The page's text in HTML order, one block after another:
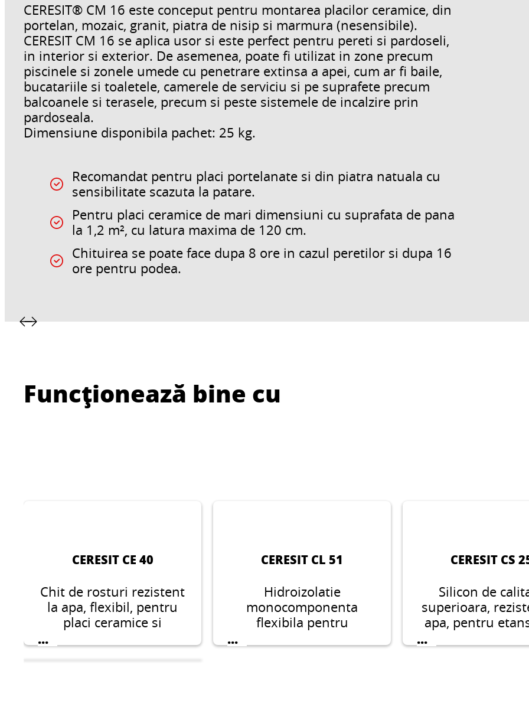
CERESIT® CM 16 este conceput pentru montarea placilor ceramice, din
portelan, mozaic, granit, piatra de nisip si marmura (nesensibile).
CERESIT CM 16 se aplica usor si este perfect pentru pereti si pardoseli,
in interior si exterior. De asemenea, poate fi utilizat in zone precum
piscinele si zonele umede cu penetrare extinsa a apei, cum ar fi baile,
bucatariile si toaletele, camerele de serviciu si pe suprafete precum
balcoanele si terasele, precum si peste sistemele de incalzire prin
pardoseala.
Dimensiune disponibila pachet: 25 kg.
Recomandat pentru placi portelanate si din piatra natuala cu
sensibilitate scazuta la patare.
Pentru placi ceramice de mari dimensiuni cu suprafata de pana
la 1,2 m², cu latura maxima de 120 cm.
Chituirea se poate face dupa 8 ore in cazul peretilor si dupa 16
ore pentru podea.
Funcționează bine cu
CERESIT CE 40
Chit de rosturi rezistent
la apa, flexibil, pentru
placi ceramice si
naturala si marmura
...
CERESIT CL 51
Hidroizolatie
monocomponenta
flexibila pentru
aplicarea sub gresie si
faianta, adecvata pentru
...
CERESIT CS
Silicon de
superioara,
apa, pentru
rosturilor de
...